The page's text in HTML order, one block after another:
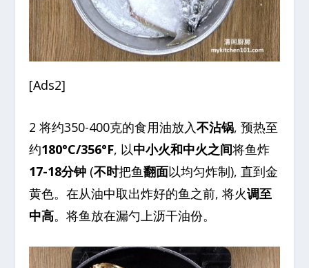
[Ads2]
2 将约350-400克的食用油放入不沾锅, 预热至
约180°C/356°F, 以中小火和中火之间将鱼炸
17-18分钟 (不时把鱼翻面以均匀炸制), 直到金
黄色。在从油中取出炸好的鱼之前, 将火调至
中高。将鱼放在漏勺上沥干油份。